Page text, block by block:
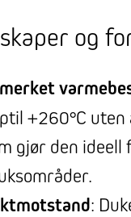
og
+260°C
gjør den
: